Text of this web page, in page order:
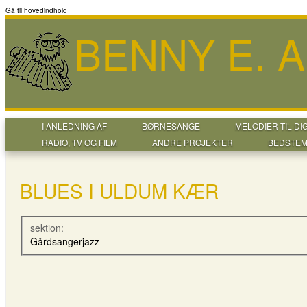
Gå til hovedindhold
BENNY E.
I ANLEDNING AF BØRNESANGE
MELODIER TIL
RADIO, TV OG FILM
ANDRE PROJEKTER
BLUES I ULDUM KÆR
sektion:
Gårdsangerjazz